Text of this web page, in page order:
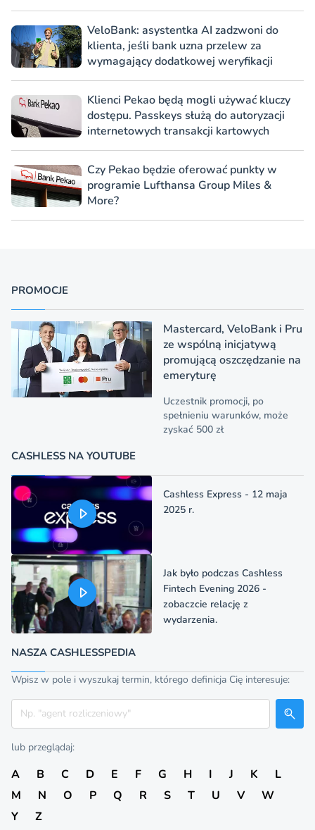
VeloBank: asystentka AI zadzwoni do
klienta, jeśli bank uzna przelew za
wymagający dodatkowej weryfikacji
Klienci Pekao będą mogli używać kluczy
dostępu. Passkeys służą do autoryzacji
internetowych transakcji kartowych
Czy Pekao będzie oferować punkty w
programie Lufthansa Group Miles &
More?
PROMOCJE
Mastercard, VeloBank i Pru
ze wspólną inicjatywą
promującą oszczędzanie na
emeryturę
Uczestnik promocji, po
spełnieniu warunków, może
zyskać 500 zł
CASHLESS NA YOUTUBE
Cashless Express - 12 maja
2025 r.
Jak było podczas Cashless
Fintech Evening 2026 -
zobaczcie relację z
wydarzenia.
NASZA CASHLESSPEDIA
Wpisz w pole i wyszukaj termin, którego definicja Cię interesuje:
Szukaj
lub przeglądaj:
A B C D E F G H I J K
L
M
N O P Q R S T U V
W
Y
Z